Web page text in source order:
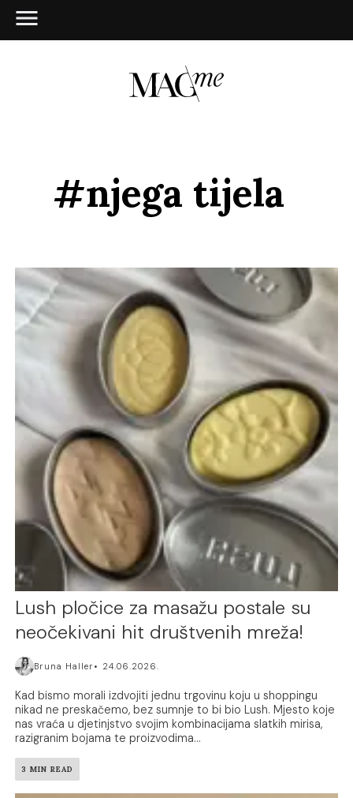
#njega tijela
Lush pločice za masažu postale su
neočekivani hit društvenih mreža!
Bruna Haller 24.06.2026.
Kad bismo morali izdvojiti jednu trgovinu koju u shoppingu
nikad ne preskačemo, bez sumnje to bi bio Lush. Mjesto koje
nas vraća u djetinjstvo svojim kombinacijama slatkih mirisa,
razigranim bojama te proizvodima...
3 MIN READ